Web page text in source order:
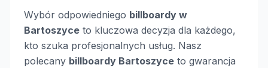
Wybór odpowiedniego billboardy w
Bartoszyce to kluczowa decyzja dla każdego,
kto szuka profesjonalnych usług. Nasz
polecany billboardy Bartoszyce to gwarancja